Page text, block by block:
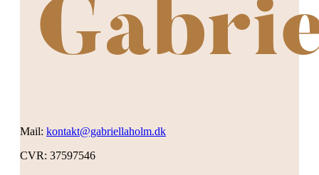
Mail: kontakt@gabriellaholm.dk
CVR: 37597546